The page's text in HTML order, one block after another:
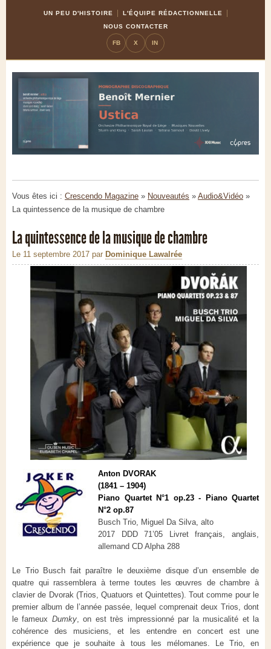
UN PEU D'HISTOIRE
L'ÉQUIPE RÉDACTIONNELLE
NOUS CONTACTER
FB X IN
Vous êtes ici : Crescendo Magazine » Nouveautés » Audio&Vidéo »
La quintessence de la musique de chambre
La quintessence de la musique de chambre
Le 11 septembre 2017 par Dominique Lawalrée
Anton DVORAK
(1841 – 1904)
Piano Quartet N°1 op.23 - Piano Quartet
N°2 op.87
Busch Trio, Miguel Da Silva, alto
2017 DDD 71’05 Livret français, anglais,
allemand CD Alpha 288
Le Trio Busch fait paraître le deuxième disque d’un ensemble de
quatre qui rassemblera à terme toutes les œuvres de chambre à
clavier de Dvorak (Trios, Quatuors et Quintettes). Tout comme pour le
premier album de l’année passée, lequel comprenait deux Trios, dont
le fameux Dumky, on est très impressionné par la musicalité et la
cohérence des musiciens, et les entendre en concert est une
expérience que je souhaite à tous les mélomanes. Le Trio, en